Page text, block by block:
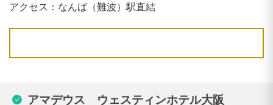
アクセス：なんば（難波）駅直結
アマデウス ウェスティンホテル大阪